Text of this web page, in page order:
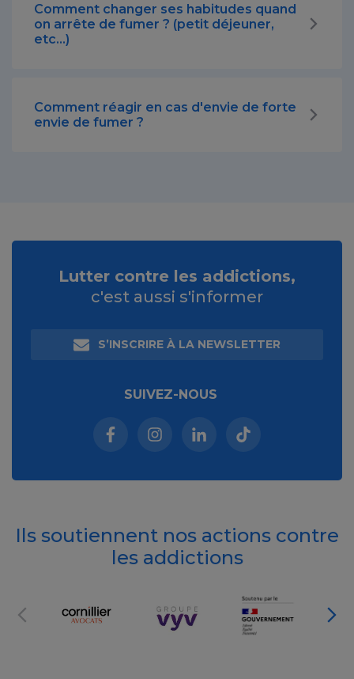
Comment changer ses habitudes quand
on arrête de fumer ? (petit déjeuner,
etc...)
Comment réagir en cas d'envie de forte
envie de fumer ?
Lutter contre les addictions,
c'est aussi s'informer
S’INSCRIRE À LA NEWSLETTER
SUIVEZ-NOUS
Facebook (nouvelle fenêtre)
Instagram (nouvelle fenêtre)
Linkedin (nouvelle
Tiktok (nouvelle
Ils soutiennent nos actions contre
les addictions